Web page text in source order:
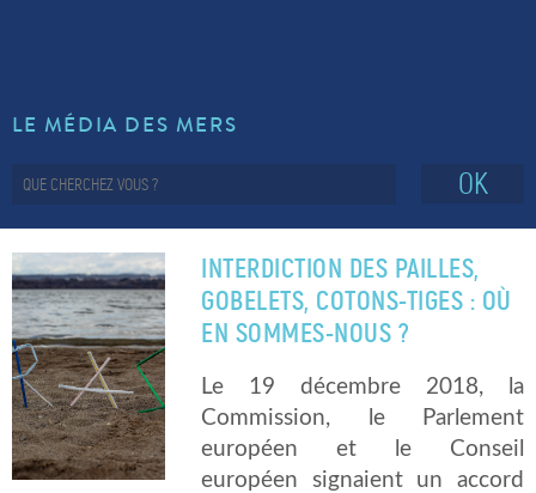
LE MÉDIA DES MERS
OK
INTERDICTION DES PAILLES,
GOBELETS, COTONS-TIGES : OÙ
EN SOMMES-NOUS ?
Le 19 décembre 2018, la
Commission, le Parlement
européen et le Conseil
européen signaient un accord